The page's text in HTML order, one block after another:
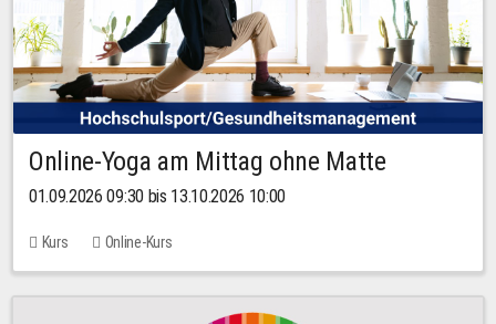
Online-Yoga am Mittag ohne Matte
01.09.2026 09:30 bis 13.10.2026 10:00
Kurs Online-Kurs